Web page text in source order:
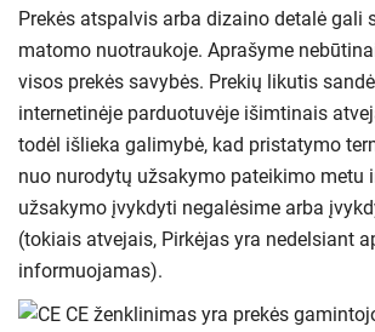
Prekės atspalvis arba dizaino detalė gali
matomo nuotraukoje. Aprašyme
visos prekės savybės. Prekių likutis
internetinėje parduotuvėje išimtinais
todėl išlieka galimybė, kad pristatymo
nuo nurodytų užsakymo pateikimo metu
užsakymo įvykdyti negalėsime arba
(tokiais atvejais, Pirkėjas yra nedelsiant
informuojamas).
CE ženklinimas yra prekės